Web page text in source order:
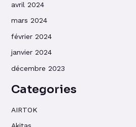
avril 2024
mars 2024
février 2024
janvier 2024
décembre 2023
Categories
AIRTOK